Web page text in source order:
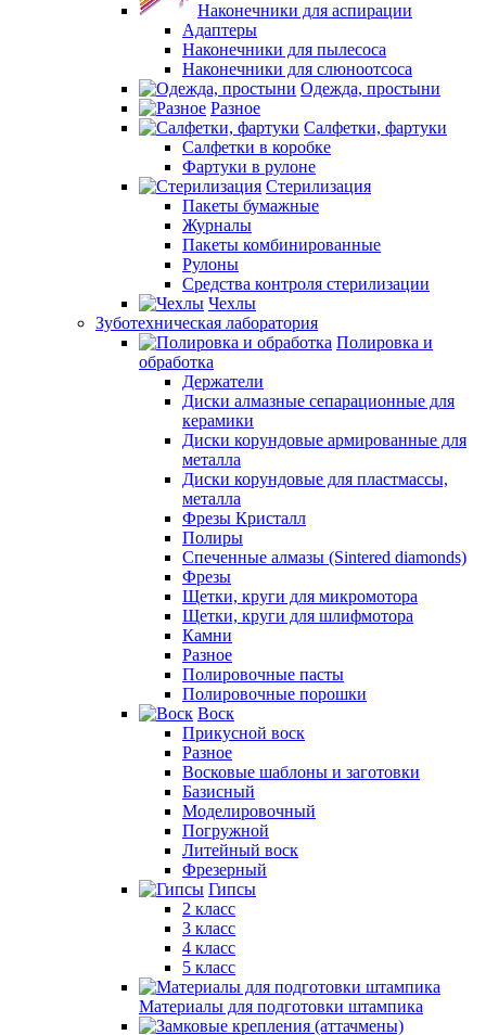
Наконечники для аспирации
Адаптеры
Наконечники для пылесоса
Наконечники для слюноотсоса
Одежда, простыни
Разное
Салфетки, фартуки
Салфетки в коробке
Фартуки в рулоне
Стерилизация
Пакеты бумажные
Журналы
Пакеты комбинированные
Рулоны
Средства контроля стерилизации
Чехлы
Зуботехническая лаборатория
Полировка и
обработка
Держатели
Диски алмазные сепарационные для
керамики
Диски корундовые армированные для
металла
Диски корундовые для пластмассы,
металла
Фрезы Кристалл
Полиры
Спеченные алмазы (Sintered diamonds)
Фрезы
Щетки, круги для микромотора
Щетки, круги для шлифмотора
Камни
Разное
Полировочные пасты
Полировочные порошки
Воск
Прикусной воск
Разное
Восковые шаблоны и заготовки
Базисный
Моделировочный
Погружной
Литейный воск
Фрезерный
Гипсы
2 класс
3 класс
4 класс
5 класс
Материалы для подготовки штампика